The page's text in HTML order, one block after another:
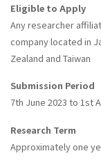
Eligible to Apply
Any researcher
company located in
Zealand and Taiwan
Submission Period
7th June 2023 to 1st
Research Term
Approximately one